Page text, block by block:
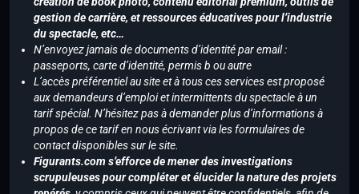
gestion de carrière, et ressources éducatives pour l’industrie
du spectacle, etc…
N’envoyez jamais de documents d’identité par email :
passeports, carte d’identité, permis b ou autre
L’accès préférentiel au site et à tous ces services est proposé
aux demandeurs d’emploi et intermittents du spectacle à un
tarif spécial. N’hésitez pas à demander plus d’informations à
propos de ce tarif en nous écrivant via les formulaires de
contact disponibles sur le site.
Figurants.com s’efforce de mener des investigations
scrupuleuses pour compléter et élucider la nature des projets